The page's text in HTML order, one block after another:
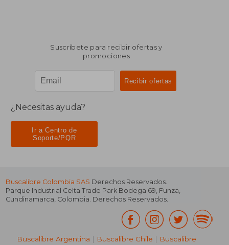
Suscríbete para recibir ofertas y
promociones
¿Necesitas ayuda?
Ir a Centro de
Soporte/PQR
Buscalibre Colombia SAS Derechos Reservados.
Parque Industrial Celta Trade Park Bodega 69 Funza
Cundinamarca Colombia . Derechos Reservados.
Buscalibre Argentina | Buscalibre Chile | Buscalibre